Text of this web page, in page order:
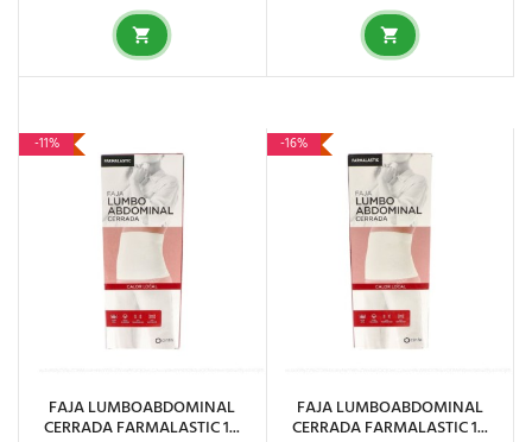
-11%
FAJA LUMBOABDOMINAL
CERRADA FARMALASTIC 1...
-16%
FAJA LUMBOABDOMINAL
CERRADA FARMALASTIC 1...